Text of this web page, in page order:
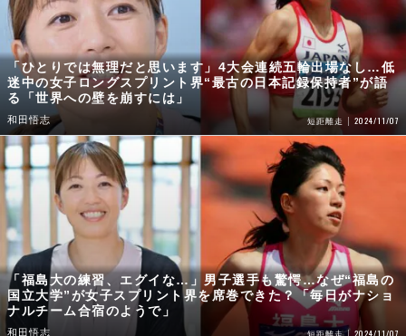
「ひとりでは無理だと思います」4大会連続五輪出場なし…低
迷中の女子ロングスプリント界“最古の日本記録保持者”が語
る「世界への壁を崩すには」
和田悟志 短距離走 2024/11/07
「福島大の練習、エグイな…」男子選手も驚愕…なぜ“福島の
国立大学”が女子スプリント界を席巻できた？「毎日がナショ
ナルチーム合宿のようで」
和田悟志